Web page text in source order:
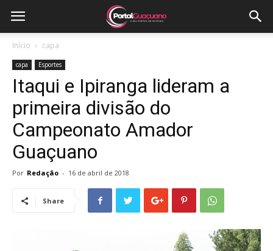
Início capa
capa Esportes
Itaqui e Ipiranga lideram a
primeira divisão do
Campeonato Amador
Guaçuano
Por Redação - 16 de abril de 2018
Share